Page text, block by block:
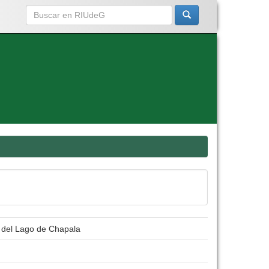
Lago de Chapala